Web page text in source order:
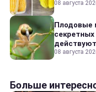
08 августа
Плодовые
действуют
08 августа
Больше